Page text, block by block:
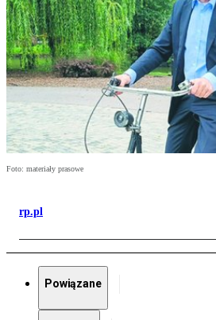
Foto: materiały prasowe
rp.pl
Powiązane